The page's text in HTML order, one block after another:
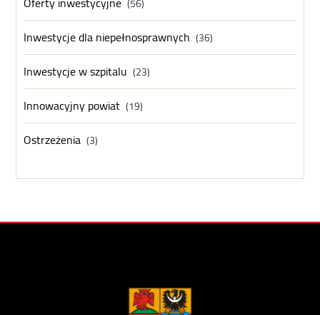
Inwestycje dla niepełnosprawnych (36)
Inwestycje w szpitalu (23)
Innowacyjny powiat (19)
Ostrzeżenia (3)